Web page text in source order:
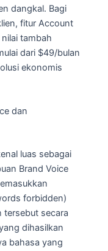
dangkal. Bagi
fitur Account
tambah
dari $49/bulan
ekonomis
dan
luas sebagai
Brand Voice
forbidden)
tersebut secara
dihasilkan
bahasa yang